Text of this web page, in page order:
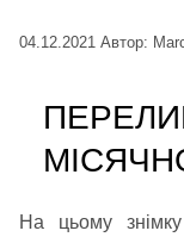
04.12.2021 Автор:
На цьому